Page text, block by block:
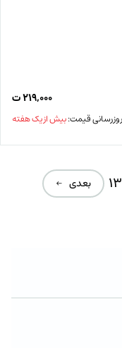
۲۱۹,۰۰۰ت
قیمت:بیش از یک هفته
13 بعدی ←